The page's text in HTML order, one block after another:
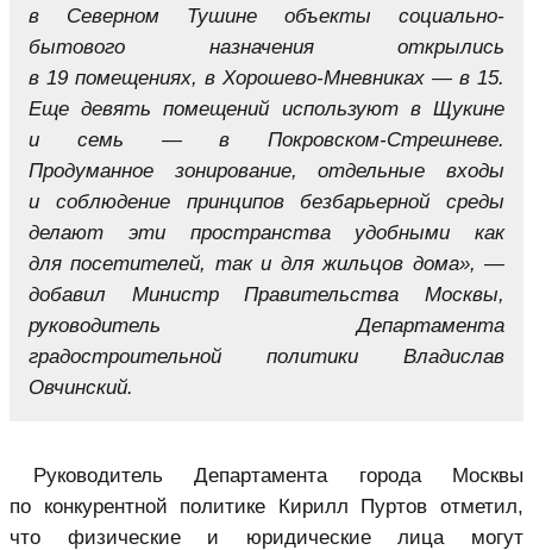
в Северном Тушине объекты социально-
бытового назначения открылись
в 19 помещениях, в Хорошево-Мневниках — в 15.
Еще девять помещений используют в Щукине
и семь — в Покровском-Стрешневе.
Продуманное зонирование, отдельные входы
и соблюдение принципов безбарьерной среды
делают эти пространства удобными как
для посетителей, так и для жильцов дома», —
добавил Министр Правительства Москвы,
руководитель Департамента
градостроительной политики Владислав
Овчинский.
Руководитель Департамента города Москвы
по конкурентной политике Кирилл Пуртов отметил,
что физические и юридические лица могут